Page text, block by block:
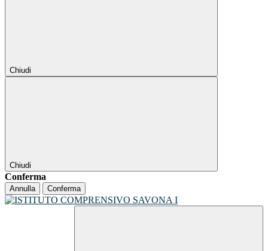
Chiudi
Chiudi
Conferma
Annulla Conferma